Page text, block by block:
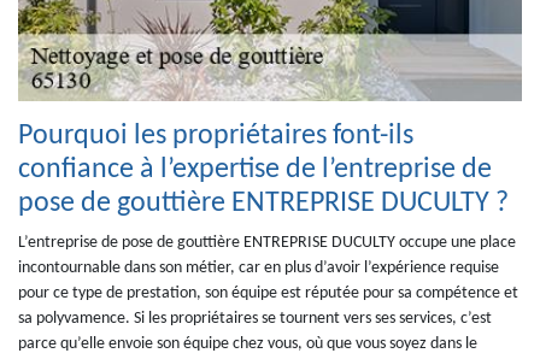
Pourquoi les propriétaires font-ils
confiance à l’expertise de l’entreprise de
pose de gouttière ENTREPRISE DUCULTY ?
L’entreprise de pose de gouttière ENTREPRISE DUCULTY occupe une place
incontournable dans son métier, car en plus d’avoir l’expérience requise
pour ce type de prestation, son équipe est réputée pour sa compétence et
sa polyvamence. Si les propriétaires se tournent vers ses services, c’est
parce qu’elle envoie son équipe chez vous, où que vous soyez dans le